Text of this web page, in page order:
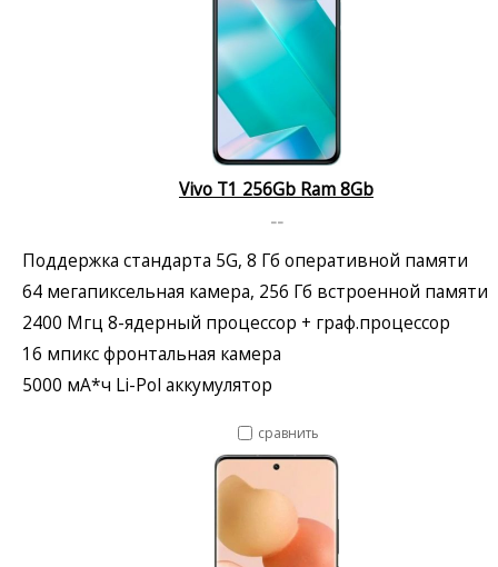
Vivo T1 256Gb Ram 8Gb
--
Поддержка стандарта 5G, 8 Гб оперативной памяти
64 мегапиксельная камера, 256 Гб встроенной памяти
2400 Мгц 8-ядерный процессор + граф.процессор
16 мпикс фронтальная камера
5000 мА*ч Li-Pol аккумулятор
сравнить